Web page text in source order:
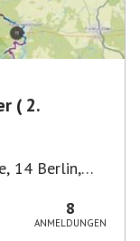
( 2.
14 Berlin,
8
ANMELDUNGEN